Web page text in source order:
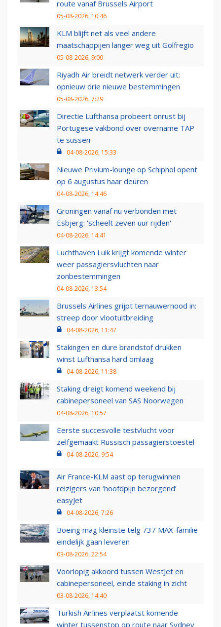
route vanaf Brussels Airport
05-08-2026, 10:46
KLM blijft net als veel andere
maatschappijen langer weg uit Golfregio
05-08-2026, 9:00
Riyadh Air breidt netwerk verder uit:
opnieuw drie nieuwe bestemmingen
05-08-2026, 7:29
Directie Lufthansa probeert onrust bij
Portugese vakbond over overname TAP
te sussen
04-08-2026, 15:33
Nieuwe Privium-lounge op Schiphol opent
op 6 augustus haar deuren
04-08-2026, 14:46
Groningen vanaf nu verbonden met
Esbjerg: 'scheelt zeven uur rijden'
04-08-2026, 14:41
Luchthaven Luik krijgt komende winter
weer passagiersvluchten naar
zonbestemmingen
04-08-2026, 13:54
Brussels Airlines grijpt ternauwernood in:
streep door vlootuitbreiding
04-08-2026, 11:47
Stakingen en dure brandstof drukken
winst Lufthansa hard omlaag
04-08-2026, 11:38
Staking dreigt komend weekend bij
cabinepersoneel van SAS Noorwegen
04-08-2026, 10:57
Eerste succesvolle testvlucht voor
zelfgemaakt Russisch passagierstoestel
04-08-2026, 9:54
Air France-KLM aast op terugwinnen
reizigers van ‘hoofdpijn bezorgend’
easyJet
04-08-2026, 7:26
Boeing mag kleinste telg 737 MAX-familie
eindelijk gaan leveren
03-08-2026, 22:54
Voorlopig akkoord tussen WestJet en
cabinepersoneel, einde staking in zicht
03-08-2026, 14:40
Turkish Airlines verplaatst komende
winter tussenstop op route naar Sydney